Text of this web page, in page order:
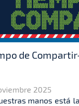
de
2025
manos está